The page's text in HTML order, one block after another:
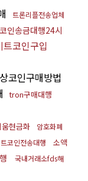
트론리플전송업체
코인송금대행24시
코인구입
코인구매방법
tron구매대행
현금화
암호화폐
코인전송대행
소액
국내거래소fds해